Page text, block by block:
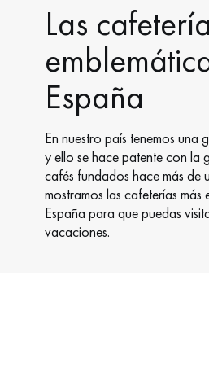
Las
España
En nuestro país tenemos una
y ello se hace patente con la
cafés fundados hace más de
mostramos las cafeterías más
España para que puedas
vacaciones.